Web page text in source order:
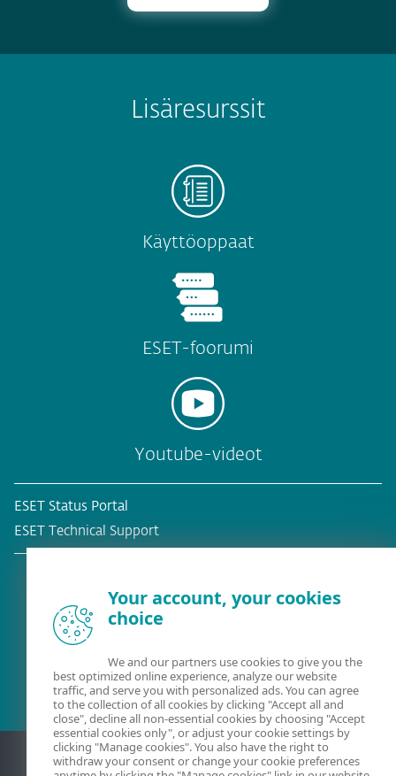
Lisäresurssit
Käyttöoppaat
ESET-foorumi
Youtube-videot
ESET Status Portal
ESET Technical Support
Your account, your cookies
choice
We and our partners use cookies to give you the
best optimized online experience, analyze our website
traffic, and serve you with personalized ads. You can agree
to the collection of all cookies by clicking "Accept all and
close", decline all non-essential cookies by choosing "Accept
essential cookies only", or adjust your cookie settings by
clicking "Manage cookies". You also have the right to
withdraw your consent or change your cookie preferences